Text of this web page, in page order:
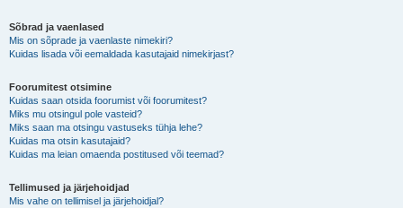
Sõbrad ja vaenlased
Mis on sõprade ja vaenlaste nimekiri?
Kuidas lisada või eemaldada kasutajaid nimekirjast?
Foorumitest otsimine
Kuidas saan otsida foorumist või foorumitest?
Miks mu otsingul pole vasteid?
Miks saan ma otsingu vastuseks tühja lehe?
Kuidas ma otsin kasutajaid?
Kuidas ma leian omaenda postitused või teemad?
Tellimused ja järjehoidjad
Mis vahe on tellimisel ja järjehoidjal?